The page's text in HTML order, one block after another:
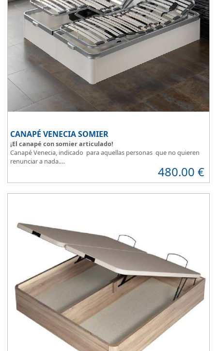
CANAPÉ VENECIA SOMIER
¡El canapé con somier articulado!
Canapé Venecia, indicado para aquellas personas que no quieren
renunciar a nada.
Además de espacio extra, se adapta perfectamente a nuestra
Madera disponible en colores Blanco, Cerezo, Nogal, Wengue,
el descanso
480.00 €